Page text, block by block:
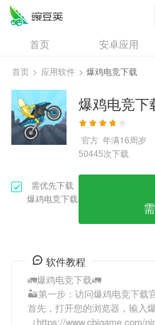
首页 安卓应用
资讯
专题
首页 > 应用软件 > 爆鸡电竞下载
爆鸡电竞下
官方 年满16周岁
50445次下载
需优先下载
爆鸡电竞下载
软件教程
🚛爆鸡电竞下载🚛
🏜第一步：访问爆鸡电竞下载
首先，打开您的浏览器，输入
（https://www.cbigame.com/